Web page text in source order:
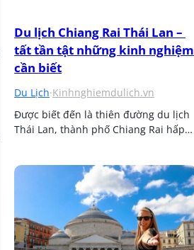
Du lịch Chiang Rai Thái Lan –
tất tần tật những kinh nghiệm
cần biết
Du Lịch·Kinhnghiemdulich.vn
Được biết đến là thiên đường du lịch
Thái Lan, thành phố Chiang Rai hấp…